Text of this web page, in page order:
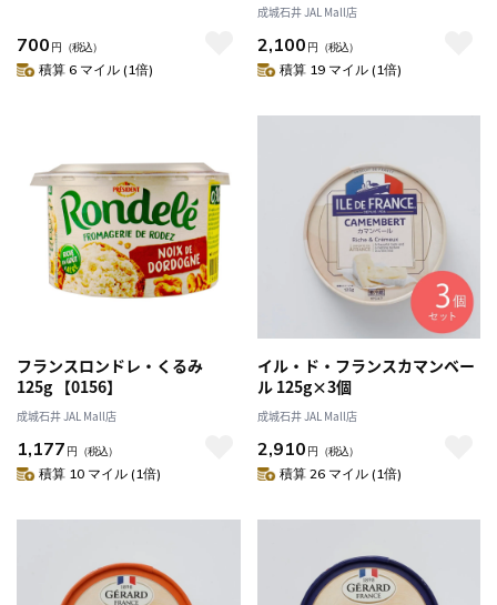
700 円 （税込）
積算 6 マイル (1倍)
成城石井 JAL Mall店
2,100 円 （税込）
積算 19 マイル (1倍)
フランスロンドレ・くるみ
125g 【0156】
成城石井 JAL Mall店
1,177 円 （税込）
積算 10 マイル (1倍)
イル・ド・フランスカマンベー
ル 125g×3個
成城石井 JAL Mall店
2,910 円 （税込）
積算 26 マイル (1倍)